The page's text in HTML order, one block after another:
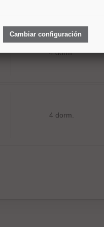
4 dorm.
4 dorm.
Cambiar configuración